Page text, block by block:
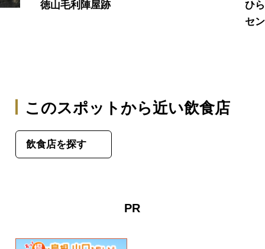
徳山毛利陣屋跡
ひ
セ
このスポットから近い飲食店
飲食店を探す
PR